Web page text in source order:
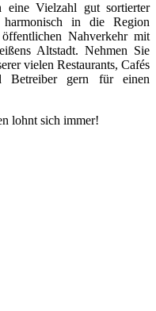
eine Vielzahl gut sortierter
in die Region
Nahverkehr mit
Altstadt. Nehmen Sie
vielen Restaurants, Cafés
Betreiber gern für einen
lohnt sich immer!